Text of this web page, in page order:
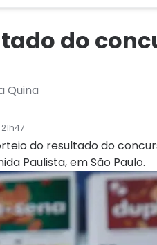
do
Quina
do resultado do
Paulista, em São Paulo.